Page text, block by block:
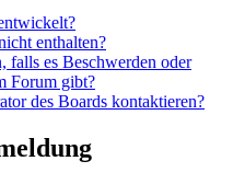
enthalten?
es Beschwerden oder
Forum gibt?
des Boards kontaktieren?